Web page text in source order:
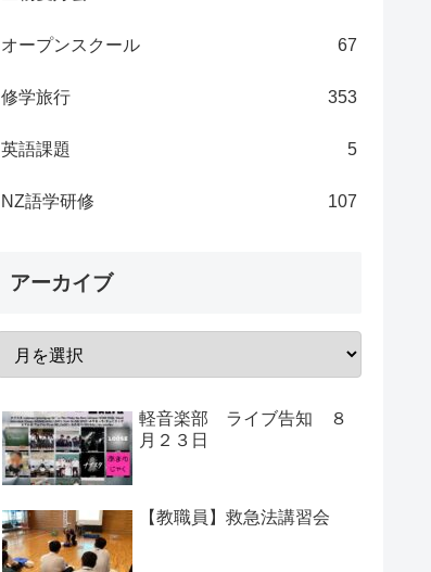
オープンスクール 67
修学旅行 353
英語課題 5
NZ語学研修 107
アーカイブ
軽音楽部 ライブ告知 ８
月２３日
【教職員】救急法講習会